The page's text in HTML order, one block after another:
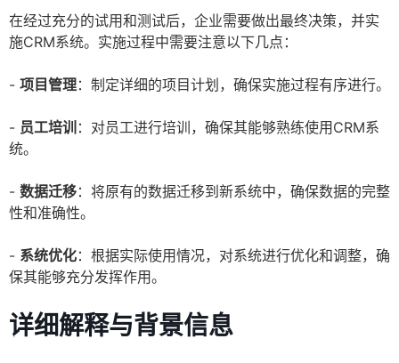
在经过充分的试用和测试后，企业需要做出最终决策，并实
施CRM系统。实施过程中需要注意以下几点：
- 项目管理：制定详细的项目计划，确保实施过程有序进行。
- 员工培训 ：对员工进行培训，确保其能够熟练使用CRM系
统。
- 数据迁移：将原有的数据迁移到新系统中，确保数据的完整
性和准确性。
- 系统优化：根据实际使用情况，对系统进行优化和调整，确
保其能够充分发挥作用。
详细解释与背景信息